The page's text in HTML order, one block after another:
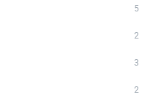
5
2
3
2